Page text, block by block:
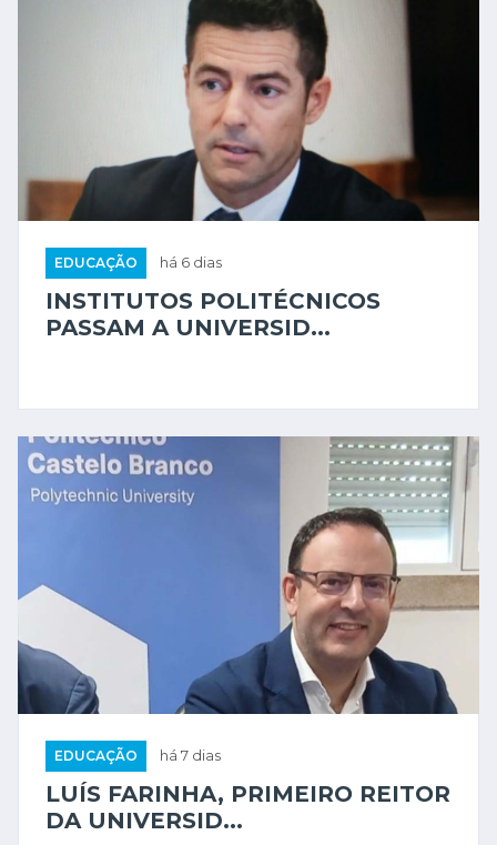
EDUCAÇÃO há 6 dias
INSTITUTOS POLITÉCNICOS
PASSAM A UNIVERSID...
EDUCAÇÃO há 7 dias
LUÍS FARINHA, PRIMEIRO REITOR
DA UNIVERSID...